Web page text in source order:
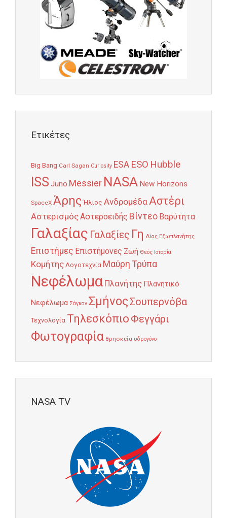
Ετικέτες
Big Bang Carl Sagan Curiosity ESA ESO Hubble
ISS Juno Messier NASA New Horizons
SpaceX Άρης Ήλιος Ανδρομέδα Αστέρι
ΑστερισμόςΑστεροειδής Βίντεο Βαρύτητα
Γαλαξίας Γαλαξίες Γη Δίας Εξωπλανήτης
Επιστήμες Επιστήμονες Ζωή Θεός Ιστορία
Κομήτης Λογοτεχνία Μαύρη Τρύπα
Νεφέλωμα Πλανήτης Πλανητικό
Νεφέλωμα Σάγκαν ΣμήνοςΣουπερνόβα
Τεχνολογία Τηλεσκόπιο Φεγγάρι
Φωτογραφία θρησκεία υδρογόνο
NASA TV